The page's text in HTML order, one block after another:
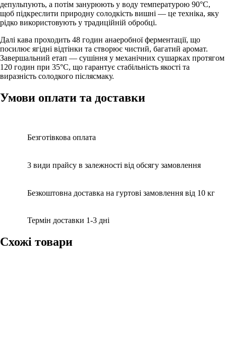
депульпують, а потім занурюють у воду температурою 90°C,
щоб підкреслити природну солодкість вишні — це техніка, яку
рідко використовують у традиційній обробці.
Далі кава проходить 48 годин анаеробної ферментації, що
посилює ягідні відтінки та створює чистий, багатий аромат.
Завершальний етап — сушіння у механічних сушарках протягом
120 годин при 35°C, що гарантує стабільність якості та
виразність солодкого післясмаку.
Умови оплати та доставки
Безготівкова оплата
3 види прайсу в залежності від обсягу замовлення
Безкоштовна доставка на гуртові замовлення від 10 кг
Термін доставки 1-3 дні
Схожі товари